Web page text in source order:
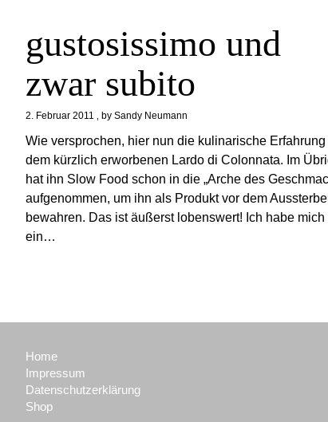
gustosissimo und
zwar subito
2. Februar 2011 bySandy Neumann
Wie versprochen, hier nun die kulinarische Erfahrung
dem kürzlich erworbenen Lardo di Colonnata. Im
hat ihn Slow Food schon in die „Arche des
aufgenommen, um ihn als Produkt vor dem
bewahren. Das ist äußerst lobenswert! Ich habe mich
ein…
Home
Impressum
Datenschutzerklärung
Shop